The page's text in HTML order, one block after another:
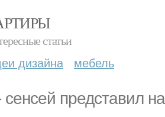
статьи
дизайна мебель
представил